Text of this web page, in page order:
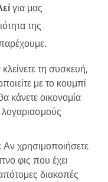
για μας
της
τη συσκευή,
με το κουμπί
κάνετε οικονομία
λογαριασμούς
: Αν χρησιμοποιήσετε
φις που έχει
διακοπές